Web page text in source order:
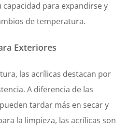
capacidad para expandirse y
de temperatura.
Exteriores
las acrílicas destacan por
A diferencia de las
tardar más en secar y
la limpieza, las acrílicas son